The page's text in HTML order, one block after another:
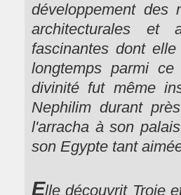
développement
architecturales et
fascinantes dont
longtemps parmi
divinité fut même
Nephilim durant
l'arracha à son
son Egypte tant
Elle découvrit Troie